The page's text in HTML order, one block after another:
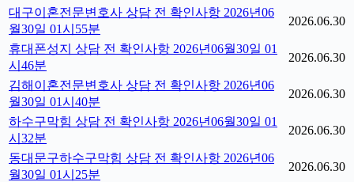
대구이혼전문변호사 상담 전 확인사항 2026년06
월30일 01시55분
2026.06.30
휴대폰성지 상담 전 확인사항 2026년06월30일 01
시46분
2026.06.30
김해이혼전문변호사 상담 전 확인사항 2026년06
월30일 01시40분
2026.06.30
하수구막힘 상담 전 확인사항 2026년06월30일 01
시32분
2026.06.30
동대문구하수구막힘 상담 전 확인사항 2026년06
월30일 01시25분
2026.06.30